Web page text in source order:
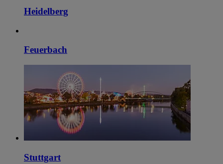
Heidelberg
Feuerbach
Stuttgart